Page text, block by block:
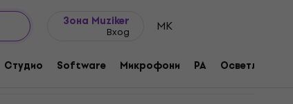
Зона Muziker
Вход MK
Студио Software Микрофони PA Осветление